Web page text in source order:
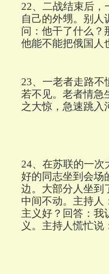
22、二战结束后，
自己的外甥。别
问：他干了什么？
他能不能把俄国人
23、一老者走路不
若不见。老者情急
之大惊，急速跳入
24、在苏联的一次
好的同志坐到会场
边。大部分人坐到
中间不动。主持人
主义好？回答：我
义。主持人慌忙